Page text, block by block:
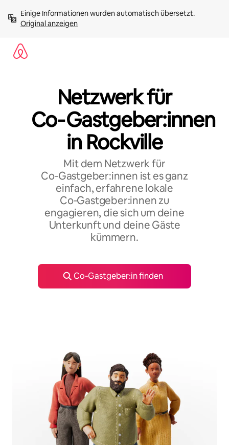
Inhalten
springenOriginal anzeigen
Netzwerk für
Co‑Gastgeber:innen
in Rockville
Mit dem Netzwerk für
Co‑Gastgeber:innen ist es ganz
einfach, erfahrene lokale
Co‑Gastgeber:innen zu
engagieren, die sich um deine
Unterkunft und deine Gäste
kümmern.
Co‑Gastgeber:in finden